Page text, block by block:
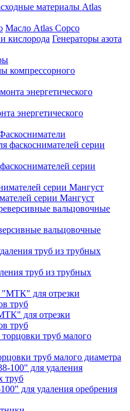
материалы Atlas
Масло Atlas Copco
Генераторы азота
компрессорного
энергетического
серии
серии Мангуст
вальцовочные
труб из трубных
для отрезки
труб
труб малого диаметра
для удаления оребрения